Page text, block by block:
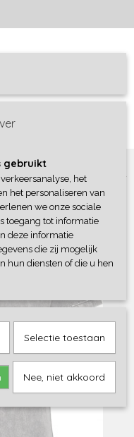
>4President
gebruikt
het
het personaliseren van
we onze sociale
toegang tot informatie
deze informatie
die zij mogelijk
hun diensten of die u hen
Selectie toestaan
Nee, niet akkoord